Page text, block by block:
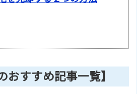
おすすめ記事一覧】